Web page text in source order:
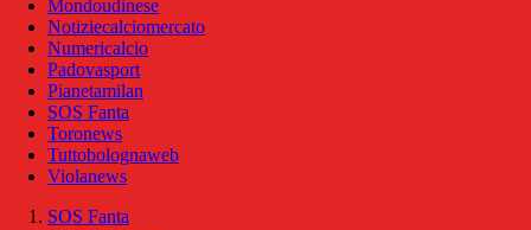
Mondoudinese
Notiziecalciomercato
Numericalcio
Padovasport
Pianetamilan
SOS Fanta
Toronews
Tuttobolognaweb
Violanews
SOS Fanta